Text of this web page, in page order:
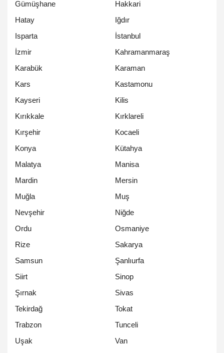
Gümüşhane
Hakkari
Hatay
Iğdır
Isparta
İstanbul
İzmir
Kahramanmaraş
Karabük
Karaman
Kars
Kastamonu
Kayseri
Kilis
Kırıkkale
Kırklareli
Kırşehir
Kocaeli
Konya
Kütahya
Malatya
Manisa
Mardin
Mersin
Muğla
Muş
Nevşehir
Niğde
Ordu
Osmaniye
Rize
Sakarya
Samsun
Şanlıurfa
Siirt
Sinop
Şırnak
Sivas
Tekirdağ
Tokat
Trabzon
Tunceli
Uşak
Van